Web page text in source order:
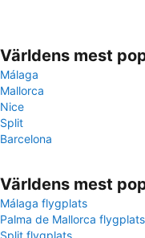
Världens mest
Málaga
Mallorca
Nice
Split
Barcelona
Världens mest
Málaga flygplats
Palma de Mallorca flygplats
Split flygplats